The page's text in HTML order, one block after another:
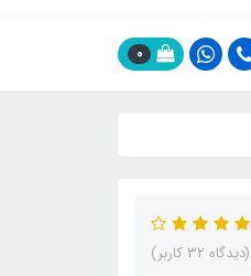
0
(دیدگاه 32 کاربر)